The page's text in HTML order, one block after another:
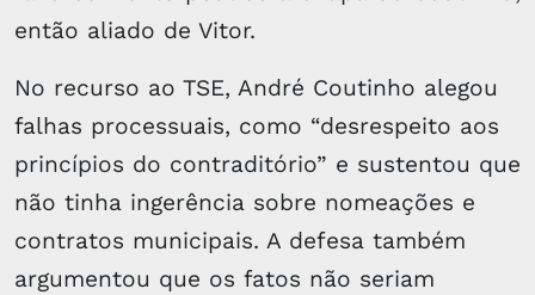
então aliado de Vitor.
No recurso ao TSE, André Coutinho alegou
falhas processuais, como “desrespeito aos
princípios do contraditório” e sustentou que
não tinha ingerência sobre nomeações e
contratos municipais. A defesa também
argumentou que os fatos não seriam